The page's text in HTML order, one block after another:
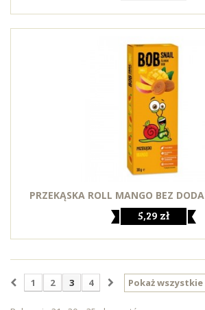
PRZEKĄSKA ROLL MANGO BEZ
5,29 zł
Pokaż wszystkie
1 2 3 4